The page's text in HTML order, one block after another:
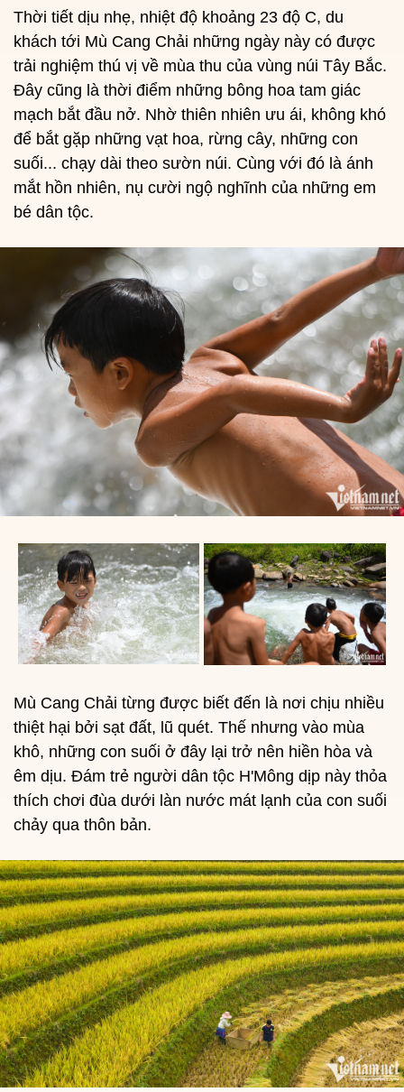
Thời tiết dịu nhẹ, nhiệt độ khoảng 23 độ C, du
khách tới Mù Cang Chải những ngày này có được
trải nghiệm thú vị về mùa thu của vùng núi Tây Bắc.
Đây cũng là thời điểm những bông hoa tam giác
mạch bắt đầu nở. Nhờ thiên nhiên ưu ái, không khó
để bắt gặp những vạt hoa, rừng cây, những con
suối... chạy dài theo sườn núi. Cùng với đó là ánh
mắt hồn nhiên, nụ cười ngộ nghĩnh của những em
bé dân tộc.
Mù Cang Chải từng được biết đến là nơi chịu nhiều
thiệt hại bởi sạt đất, lũ quét. Thế nhưng vào mùa
khô, những con suối ở đây lại trở nên hiền hòa và
êm dịu. Đám trẻ người dân tộc H'Mông dịp này thỏa
thích chơi đùa dưới làn nước mát lạnh của con suối
chảy qua thôn bản.